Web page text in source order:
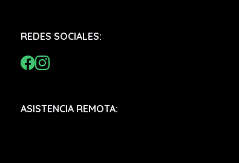
REDES SOCIALES:
ASISTENCIA REMOTA: